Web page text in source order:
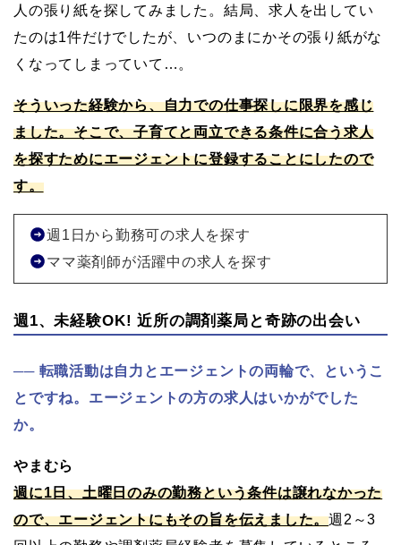
人の張り紙を探してみました。結局、求人を出してい
たのは1件だけでしたが、いつのまにかその張り紙がな
くなってしまっていて…。
そういった経験から、自力での仕事探しに限界を感じ
ました。そこで、子育てと両立できる条件に合う求人
を探すためにエージェントに登録することにしたので
す。
週1日から勤務可の求人を探す
ママ薬剤師が活躍中の求人を探す
週1、未経験OK! 近所の調剤薬局と奇跡の出会い
転職活動は自力とエージェントの両輪で、というこ
とですね。エージェントの方の求人はいかがでした
か。
やまむら
週に1日、土曜日のみの勤務という条件は譲れなかった
ので、エージェントにもその旨を伝えました。週2～3